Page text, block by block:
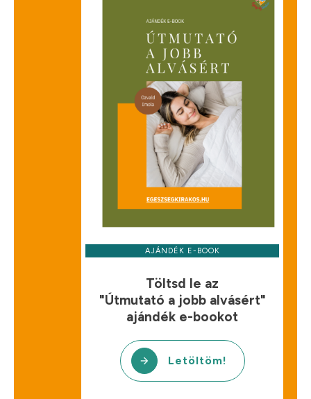
AJÁNDÉK E-BOOK
Töltsd le az
"Útmutató a jobb alvásért"
ajándék e-bookot
Letöltöm!